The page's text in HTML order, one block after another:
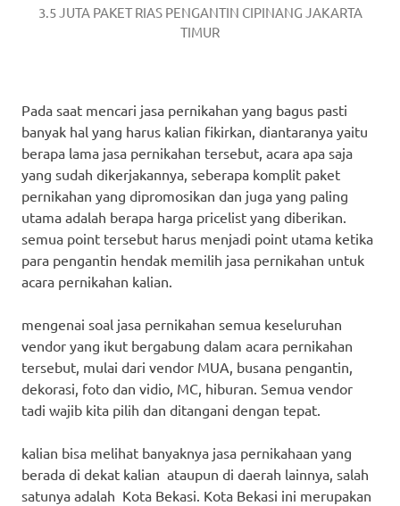
3.5 JUTA PAKET RIAS PENGANTIN CIPINANG JAKARTA
TIMUR
Pada saat mencari jasa pernikahan yang bagus pasti
banyak hal yang harus kalian fikirkan, diantaranya yaitu
berapa lama jasa pernikahan tersebut, acara apa saja
yang sudah dikerjakannya, seberapa komplit paket
pernikahan yang dipromosikan dan juga yang paling
utama adalah berapa harga pricelist yang diberikan.
semua point tersebut harus menjadi point utama ketika
para pengantin hendak memilih jasa pernikahan untuk
acara pernikahan kalian.
mengenai soal jasa pernikahan semua keseluruhan
vendor yang ikut bergabung dalam acara pernikahan
tersebut, mulai dari vendor MUA, busana pengantin,
dekorasi, foto dan vidio, MC, hiburan. Semua vendor
tadi wajib kita pilih dan ditangani dengan tepat.
kalian bisa melihat banyaknya jasa pernikahaan yang
berada di dekat kalian ataupun di daerah lainnya, salah
satunya adalah Kota Bekasi. Kota Bekasi ini merupakan